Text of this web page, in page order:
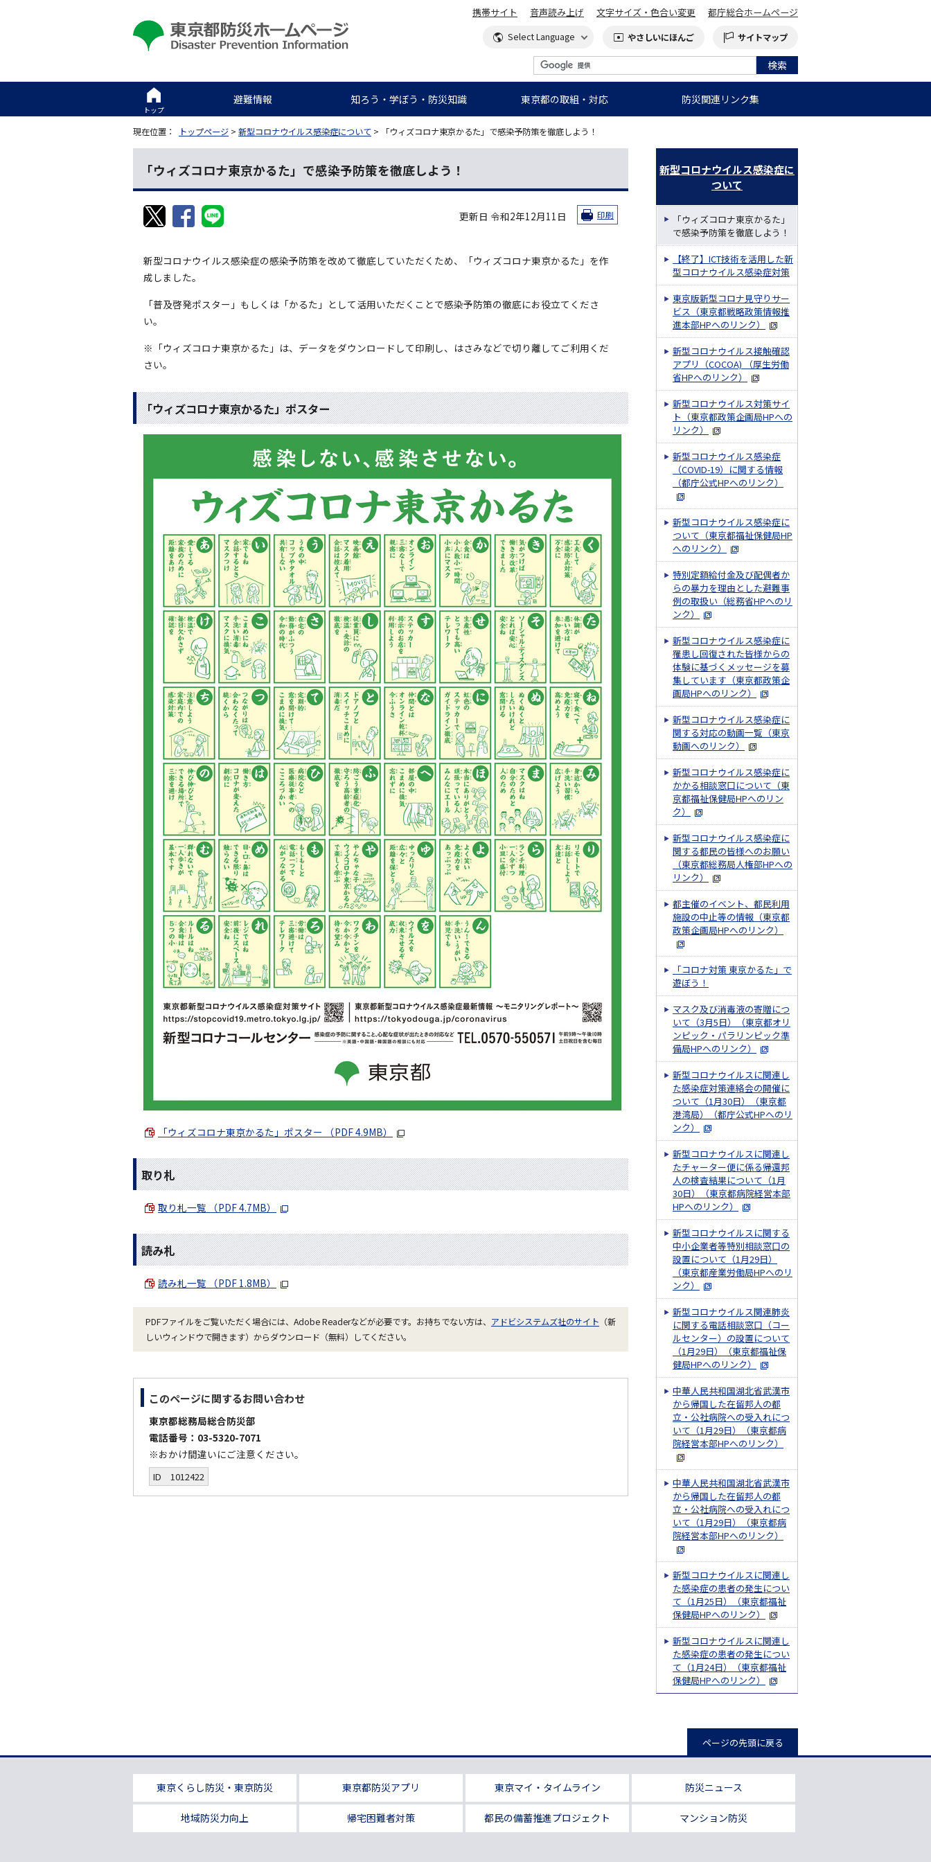
携帯サイト 音声読み上げ 文字サイズ・色合い変更 都庁総合ホームページ
やさしいにほんご サイトマップ
トップ
避難情報 知ろう・学ぼう・防災知識 東京都の取組・対応 防災関連リンク集
現在位置： トップページ > 新型コロナウイルス感染症について > 「ウィズコロナ東京かるた」で感染予防策を徹底しよう！
「ウィズコロナ東京かるた」で感染予防策を徹底しよう！
更新日 令和2年12月11日 印刷
新型コロナウイルス感染症の感染予防策を改めて徹底していただくため、「ウィズコロナ東京かるた」を作
成しました。
「普及啓発ポスター」もしくは「かるた」として活用いただくことで感染予防策の徹底にお役立てくださ
い。
※「ウィズコロナ東京かるた」は、データをダウンロードして印刷し、はさみなどで切り離してご利用くだ
さい。
「ウィズコロナ東京かるた」ポスター
「ウィズコロナ東京かるた」ポスター （PDF 4.9MB）
取り札
取り札一覧 （PDF 4.7MB）
読み札
読み札一覧 （PDF 1.8MB）
PDFファイルをご覧いただく場合には、Adobe Readerなどが必要です。お持ちでない方は、 アドビシステムズ社のサイト （新
しいウィンドウで開きます）からダウンロード（無料）してください。
このページに関するお問い合わせ
東京都総務局総合防災部
電話番号：03-5320-7071
※おかけ間違いにご注意ください。
ID 1012422
新型コロナウイルス感染症に
ついて
「ウィズコロナ東京かるた」
で感染予防策を徹底しよう！
【終了】ICT技術を活用した新
型コロナウイルス感染症対策
東京版新型コロナ見守りサー
ビス（東京都戦略政策情報推
進本部HPへのリンク）
新型コロナウイルス接触確認
アプリ（COCOA) （厚生労働
省HPへのリンク）
新型コロナウイルス対策サイ
ト（東京都政策企画局HPへの
リンク）
新型コロナウイルス感染症
（COVID-19）に関する情報
（都庁公式HPへのリンク）
新型コロナウイルス感染症に
ついて（東京都福祉保健局HP
へのリンク）
特別定額給付金及び配偶者か
らの暴力を理由とした避難事
例の取扱い（総務省HPへのリ
ンク）
新型コロナウイルス感染症に
罹患し回復された皆様からの
体験に基づくメッセージを募
集しています（東京都政策企
画局HPへのリンク）
新型コロナウイルス感染症に
関する対応の動画一覧（東京
動画へのリンク）
新型コロナウイルス感染症に
かかる相談窓口について（東
京都福祉保健局HPへのリン
ク）
新型コロナウイルス感染症に
関する都民の皆様へのお願い
（東京都総務局人権部HPへの
リンク）
都主催のイベント、都民利用
施設の中止等の情報（東京都
政策企画局HPへのリンク）
「コロナ対策 東京かるた」で
遊ぼう！
マスク及び消毒液の寄贈につ
いて（3月5日）（東京都オリ
ンピック・パラリンピック準
備局HPへのリンク）
新型コロナウイルスに関連し
た感染症対策連絡会の開催に
ついて（1月30日）（東京都
港湾局）（都庁公式HPへのリ
ンク）
新型コロナウイルスに関連し
たチャーター便に係る帰還邦
人の検査結果について（1月
30日）（東京都病院経営本部
HPへのリンク）
新型コロナウイルスに関する
中小企業者等特別相談窓口の
設置について（1月29日）
（東京都産業労働局HPへのリ
ンク）
新型コロナウイルス関連肺炎
に関する電話相談窓口（コー
ルセンター）の設置について
（1月29日）（東京都福祉保
健局HPへのリンク）
中華人民共和国湖北省武漢市
から帰国した在留邦人の都
立・公社病院への受入れにつ
いて（1月29日）（東京都病
院経営本部HPへのリンク）
中華人民共和国湖北省武漢市
から帰国した在留邦人の都
立・公社病院への受入れにつ
いて（1月29日）（東京都病
院経営本部HPへのリンク）
新型コロナウイルスに関連し
た感染症の患者の発生につい
て（1月25日）（東京都福祉
保健局HPへのリンク）
新型コロナウイルスに関連し
た感染症の患者の発生につい
て（1月24日）（東京都福祉
保健局HPへのリンク）
ページの先頭に戻る
東京くらし防災・東京防災 東京都防災アプリ 東京マイ・タイムライン 防災ニュース
地域防災力向上 帰宅困難者対策 都民の備蓄推進プロジェクト マンション防災